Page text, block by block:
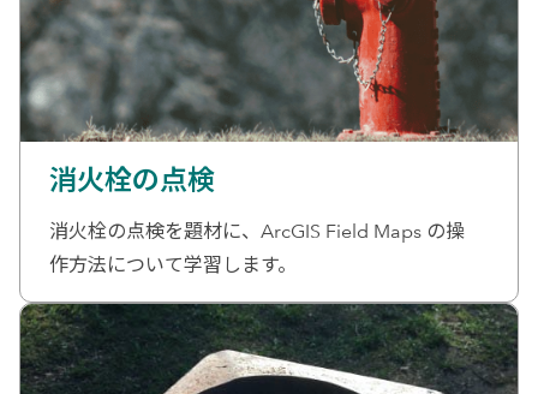
消火栓の点検
消火栓の点検を題材に、ArcGIS Field Maps の操
作方法について学習します。